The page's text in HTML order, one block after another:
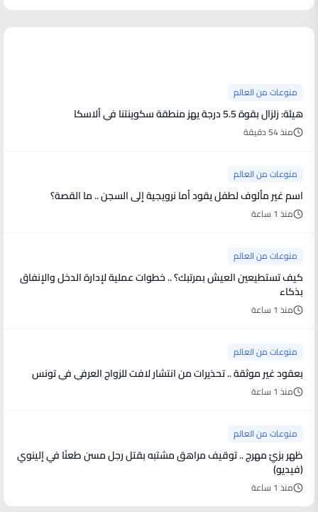
منوعات من العالم
هيئة: زلزال بقوة 5.5 درجة يهز منطقة سكوينتنا في ألاسكا
منذ 54 دقيقة
منوعات من العالم
اسم غير مألوف لطفل يقود أما نرويجية إلى السجن .. ما القصة؟
منذ 1 ساعة
منوعات من العالم
كيف تستطيعين العيش بمرتبك؟ .. خطوات عملية لإدارة الدخل والإنفاق
بذكاء
منذ 1 ساعة
منوعات من العالم
بعقود غير موثقة .. تحذيرات من انتشار لافت للزواج العرفي في تونس
منذ 1 ساعة
منوعات من العالم
ظهر بزيّ مهرج .. توقيف مراهق مشتبه بقتل رجل مسن طعنًا في إلينوي
(فيديو)
منذ 1 ساعة